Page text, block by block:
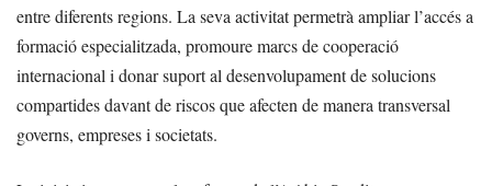
entre diferents regions. La seva activitat permetrà ampliar l’accés a
formació especialitzada, promoure marcs de cooperació
internacional i donar suport al desenvolupament de solucions
compartides davant de riscos que afecten de manera transversal
governs, empreses i societats.